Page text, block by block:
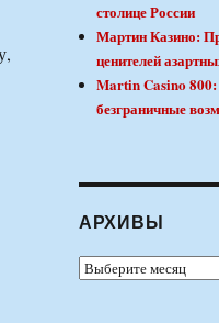
столице России
Мартин Казино:
ценителей
Martin Casino
безграничные
АРХИВЫ
Архивы